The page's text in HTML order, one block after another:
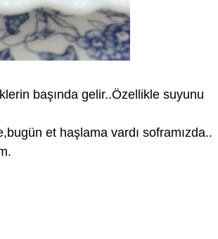
başında gelir..Özellikle suyunu
et haşlama vardı soframızda..